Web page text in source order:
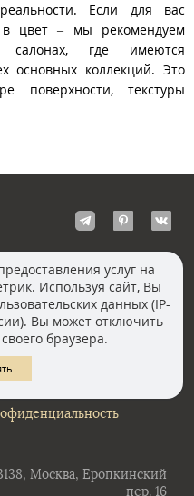
Если для вас
в цвет – мы рекомендуем
где имеются
основных коллекций. Это
поверхности, текстуры
Петербург
Москва, Еропкинский
пер. 16
услуг на
Используя сайт, Вы
данных (IP-
Вы может отключить
браузера.